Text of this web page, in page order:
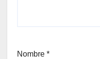
Nombre *